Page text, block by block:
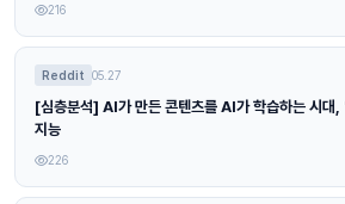
216
Reddit 05.27
[심층분석] AI가 만든 콘텐츠를 AI가 학습하는 시대
지능
226